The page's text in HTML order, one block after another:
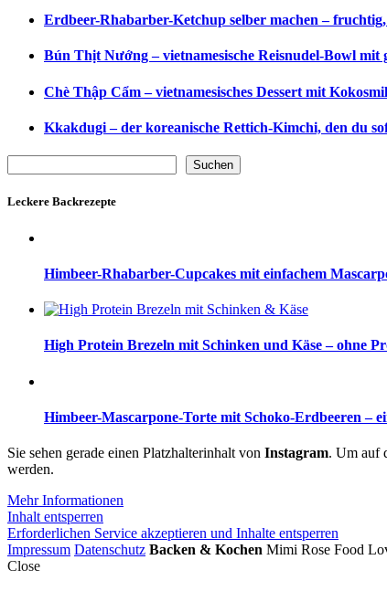
Erdbeer-Rhabarber-Ketchup selber machen –
Bún Thịt Nướng – vietnamesische Reisnudel-Bowl mit
Chè Thập Cẩm – vietnamesisches Dessert mit
Kkakdugi – der koreanische Rettich-Kimchi, den du
Suchen
Leckere Backrezepte
Himbeer-Rhabarber-Cupcakes mit einfachem
High Protein Brezeln mit Schinken und Käse – ohne
Himbeer-Mascarpone-Torte mit Schoko-Erdbeeren –
Sie sehen gerade einen Platzhalterinhalt von Instagram. Um auf
werden.
Mehr Informationen
Inhalt entsperren
Erforderlichen Service akzeptieren und Inhalte entsperren
Impressum Datenschutz Backen & Kochen Mimi Rose Food
Close